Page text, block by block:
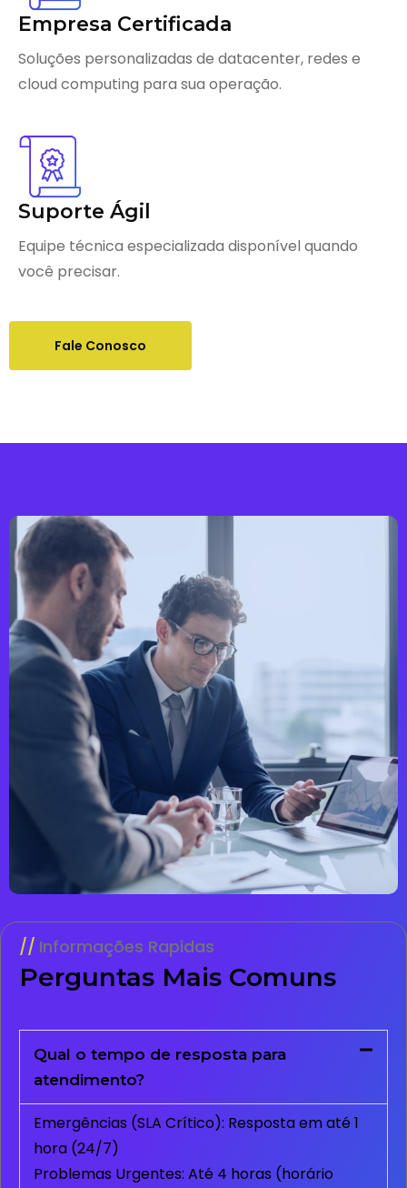
Empresa Certificada
Soluções personalizadas de datacenter, redes e
cloud computing para sua operação.
Suporte Ágil
Equipe técnica especializada disponível quando
você precisar.
Fale Conosco
Informações Rapidas
Perguntas Mais Comuns
Qual o tempo de resposta para
atendimento?
Emergências (SLA Crítico): Resposta em até 1
hora (24/7)
Problemas Urgentes: Até 4 horas (horário